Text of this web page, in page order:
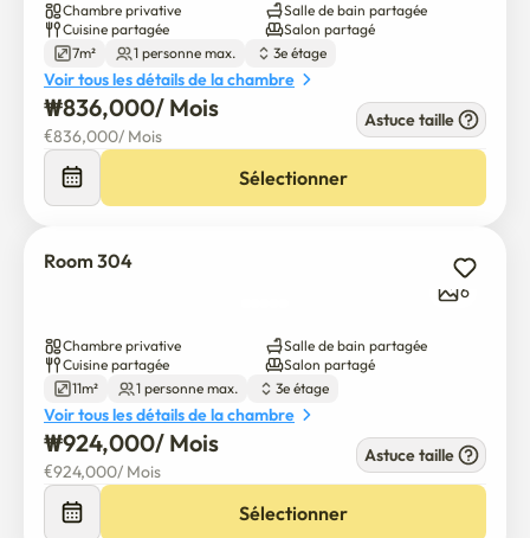
• Équipement de cuisine complet et vaisselle
• Pots, poêles à frire, couteaux et planches à découper
🧺 Services de blanchisserie
• Lave-linge et sèche-linge
• Combinaison lave-linge et sèche-linge
• Service professionnel de nettoyage des escaliers
• Aspirateurs à cordon et sans cordon
🛡 Sécurité et sûreté
• Surveillance des caméras de surveillance
• Système de verrouillage de porte triple numérique
• Des extincteurs à chaque étage.
• Service professionnel de lutte antiparasitaire de
Chambre privative
Salle de bain partagée
Cuisine partagée
Salon partagé
7m²
1 personne max. 3e étage
Voir tous les détails de la chambre
₩836,000/ Mois
€836,000/ Mois
Astuce taille
Sélectionner
Room 304
6
Chambre privative
Salle de bain partagée
Cuisine partagée
Salon partagé
11m²
1 personne max. 3e étage
Voir tous les détails de la chambre
₩924,000/ Mois
€924,000/ Mois
Astuce taille
Sélectionner